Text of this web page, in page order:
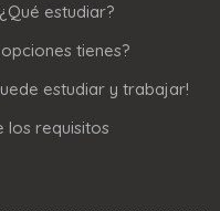
estudiar?
tienes?
estudiar y trabajar!
los requisitos